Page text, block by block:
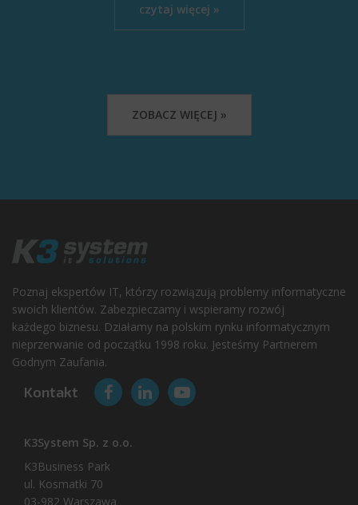
czytaj więcej »
ZOBACZ WIĘCEJ »
Poznaj ekspertów IT, którzy rozwiązują problemy informatyczne
swoich klientów. Zabezpieczamy i wspieramy rozwój
każdego biznesu. Działamy na polskim rynku informatycznym
nieprzerwanie od początku 1998 roku. Jesteśmy Partnerem
Godnym Zaufania.
Kontakt
K3System Sp. z o.o.
K3Business Park
ul. Kosmatki 70
03-982 Warszawa